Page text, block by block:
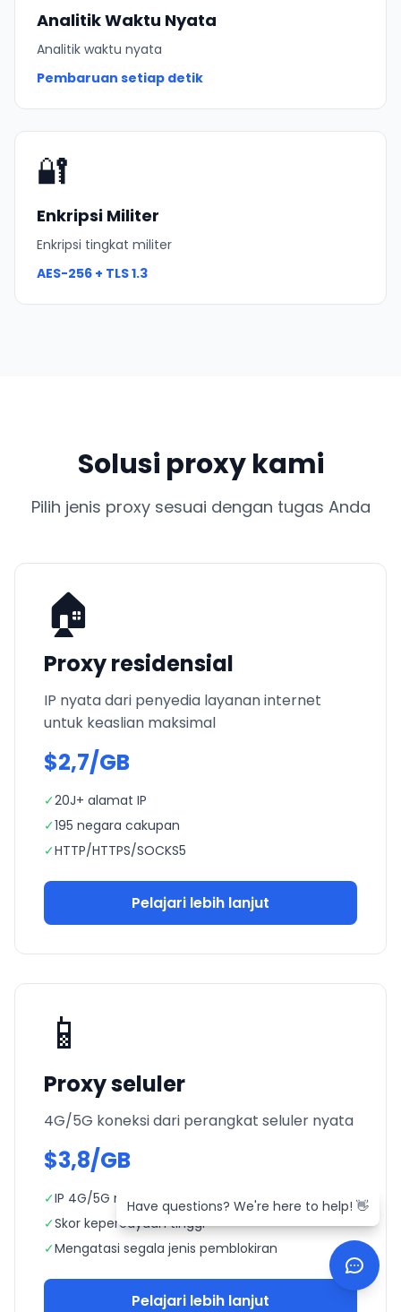
Analitik Waktu Nyata
Analitik waktu nyata
Pembaruan setiap detik
🔐
Enkripsi Militer
Enkripsi tingkat militer
AES-256 + TLS 1.3
Solusi proxy kami
Pilih jenis proxy sesuai dengan tugas Anda
🏠
Proxy residensial
IP nyata dari penyedia layanan internet
untuk keaslian maksimal
$2,7/GB
✓20J+ alamat IP
✓195 negara cakupan
✓HTTP/HTTPS/SOCKS5
Pelajari lebih lanjut
📱
Proxy seluler
4G/5G koneksi dari perangkat seluler nyata
$3,8/GB
✓IP 4G/5G nyata
✓Skor kepercayaan tinggi
✓Mengatasi segala jenis pemblokiran
Pelajari lebih lanjut
Have questions? We're here to help! 👋
Have questions? We're here to help! 👋